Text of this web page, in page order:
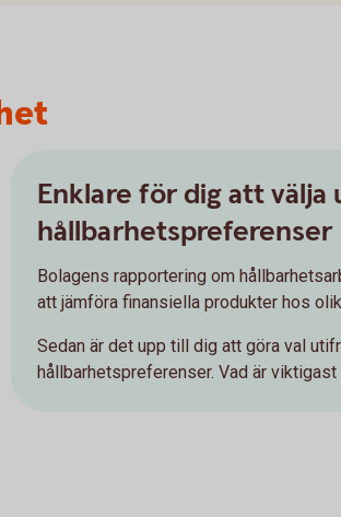
Enklare för dig att välja
hållbarhetspreferenser
Bolagens rapportering om
att jämföra finansiella produkter hos
Sedan är det upp till dig att göra val
hållbarhetspreferenser. Vad är